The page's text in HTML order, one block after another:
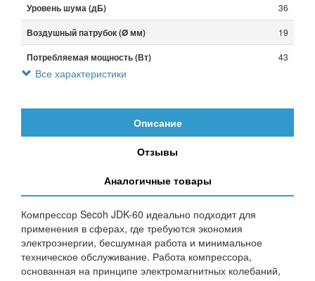
Уровень шума (дБ) 36
Воздушный патрубок (Ø мм) 19
Потребляемая мощность (Вт) 43
Вес (кг)
Габариты (мм) 214х185х211
Все характеристики
Описание
Отзывы
Аналогичные товары
Компрессор Secoh JDK-60 идеально подходит для
применения в сферах, где требуются экономия
электроэнергии, бесшумная работа и минимальное
техническое обслуживание. Работа компрессора,
основанная на принципе электромагнитных колебаний,